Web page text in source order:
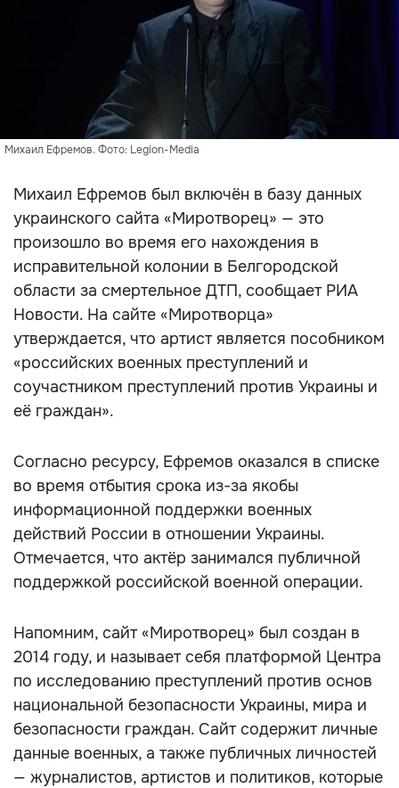
Михаил Ефремов. Фото: Legion-Media
Михаил Ефремов был включён в базу данных
украинского сайта «Миротворец» — это
произошло во время его нахождения в
исправительной колонии в Белгородской
области за смертельное ДТП, сообщает РИА
Новости. На сайте «Миротворца»
утверждается, что артист является пособником
«российских военных преступлений и
соучастником преступлений против Украины и
её граждан».
Согласно ресурсу, Ефремов оказался в списке
во время отбытия срока из-за якобы
информационной поддержки военных
действий России в отношении Украины.
Отмечается, что актёр занимался публичной
поддержкой российской военной операции.
Напомним, сайт «Миротворец» был создан в
2014 году, и называет себя платформой Центра
по исследованию преступлений против основ
национальной безопасности Украины, мира и
безопасности граждан. Сайт содержит личные
данные военных, а также публичных личностей
— журналистов, артистов и политиков, которые